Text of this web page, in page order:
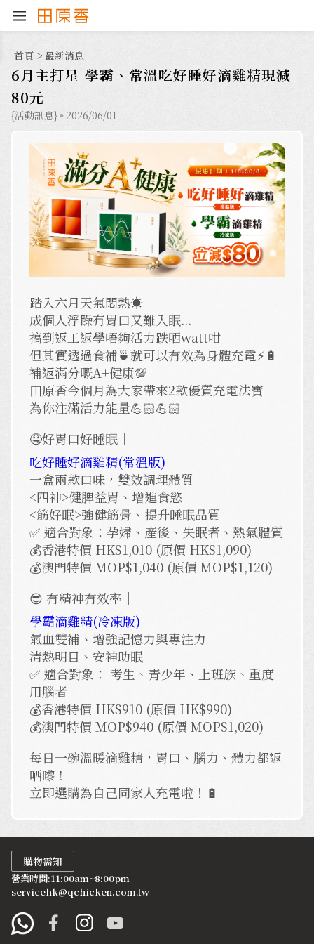
首頁 > 最新消息
6月主打星-學霸、常溫吃好睡好滴雞精現減
80元
{活動訊息} 2026/06/01
踏入六月天氣悶熱☀️
成個人浮躁冇胃口又難入眠...
搞到返工返學唔夠活力跌哂watt咁
但其實透過食補🍵就可以有效為身體充電⚡️🔋
補返滿分嘅A+健康💯
田原香今個月為大家帶來2款優質充電法寶
為你注滿活力能量💪🏻💪🏻
🤤好胃口好睡眠｜
吃好睡好滴雞精(常溫版)
一盒兩款口味，雙效調理體質
<四神>健脾益胃、增進食慾
<筋好眠>強健筋骨、提升睡眠品質
✅ 適合對象：孕婦、產後、失眠者、熱氣體質
💰香港特價 HK$1,010 (原價 HK$1,090)
💰澳門特價 MOP$1,040 (原價 MOP$1,120)
😎 有精神有效率｜
學霸滴雞精(冷凍版)
氣血雙補、增強記憶力與專注力
清熱明目、安神助眠
✅ 適合對象： 考生、青少年、上班族、重度
用腦者
💰香港特價 HK$910 (原價 HK$990)
💰澳門特價 MOP$940 (原價 MOP$1,020)
每日一碗溫暖滴雞精，胃口、腦力、體力都返
哂嚟！
立即選購為自己同家人充電啦！🔋
購物需知
營業時間:11:00am~8:00pm
servicehk@qchicken.com.tw